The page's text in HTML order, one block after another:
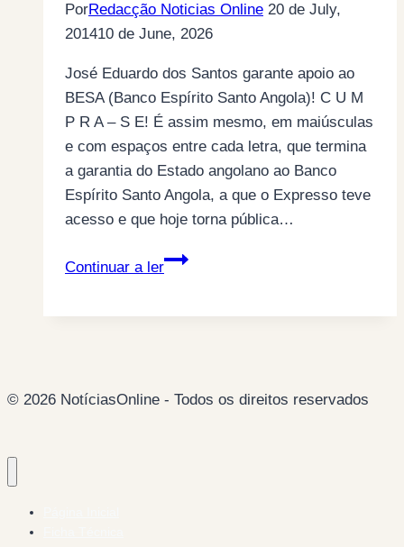
PorRedacção Noticias Online 20 de July,
201410 de June, 2026
José Eduardo dos Santos garante apoio ao
BESA (Banco Espírito Santo Angola)! C U M
P R A – S E! É assim mesmo, em maiúsculas
e com espaços entre cada letra, que termina
a garantia do Estado angolano ao Banco
Espírito Santo Angola, a que o Expresso teve
acesso e que hoje torna pública…
Continuar a ler
José
ao
© 2026 NotíciasOnline - Todos os direitos reservados